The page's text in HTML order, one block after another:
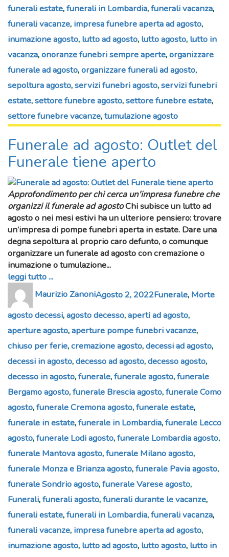
funerali estate,funerali in Lombardia,funerali vacanza,
funerali vacanze, impresa funebre aperta ad agosto,
inumazione agosto, lutto ad agosto, lutto agosto, lutto in
vacanza,onoranze funebri sempre aperte,organizzare
funerale ad agosto,organizzare funerali ad agosto,
sepoltura agosto,servizi funebri agosto,servizi funebri
estate,settore funebre agosto,settore funebre estate,
settore funebre vacanze,tumulazione agosto
Funerale ad agosto: Outlet del
Funerale tiene aperto
Approfondimento per chi cerca un'impresa funebre che
organizzi il funerale ad agostoChi subisce un lutto ad
agostoo nei mesi estivi ha un ulteriore pensiero: trovare
un’impresa di pompe funebri aperta in estate. Dare una
degnasepolturaal propriocaro defunto, o comunque
organizzare unfunerale ad agostoconcremazioneo
inumazioneotumulazione...
leggi tutto ...
Author
Maurizio Zanoni
Posted
on
Agosto 2, 2022Funerale, Morte
agosto decessi,agosto decesso,aperti ad agosto,
aperture agosto,aperture pompe funebri vacanze,
chiuso per ferie,cremazione agosto,decessi ad agosto,
decessi in agosto,decesso ad agosto,decesso agosto,
decesso in agosto,funerale,funerale agosto,funerale
Bergamo agosto,funerale Brescia agosto,funerale Como
agosto,funerale Cremona agosto,funerale estate,
funerale in estate,funerale in Lombardia,funerale Lecco
agosto,funerale Lodi agosto,funerale Lombardia agosto,
funerale Mantova agosto,funerale Milano agosto,
funerale Monza e Brianza agosto,funerale Pavia agosto,
funerale Sondrio agosto,funerale Varese agosto,
Funerali,funerali agosto,funerali durante le vacanze,
funerali estate,funerali in Lombardia,funerali vacanza,
funerali vacanze, impresa funebre aperta ad agosto,
inumazione agosto, lutto ad agosto, lutto agosto, lutto in